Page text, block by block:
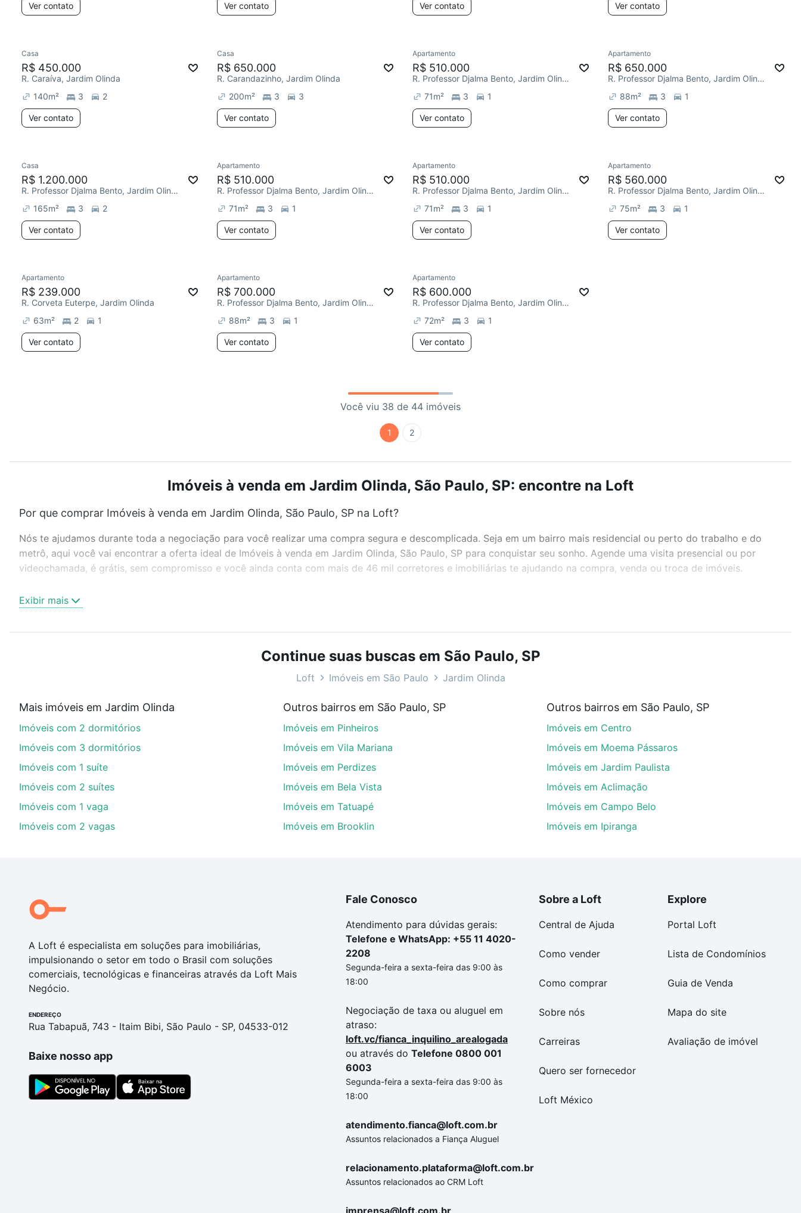
Ver contato Ver contato Ver contato Ver contato
Casa
R$ 450.000
R. Caraíva, Jardim Olinda
140m² 3 2
Ver contato
Casa
R$ 650.000
R. Carandazinho, Jardim Olinda
200m² 3 3
Ver contato
Apartamento
R$ 510.000
R. Professor Djalma Bento, Jardim Olinda
71m² 3 1
Ver contato
Apartamento
R$ 650.000
R. Professor Djalma Bento, Jardim Olinda
88m² 3 1
Ver contato
Casa
R$ 1.200.000
R. Professor Djalma Bento, Jardim Olinda
165m² 3 2
Ver contato
Apartamento
R$ 510.000
R. Professor Djalma Bento, Jardim Olinda
71m² 3 1
Ver contato
Apartamento
R$ 510.000
R. Professor Djalma Bento, Jardim Olinda
71m² 3 1
Ver contato
Apartamento
R$ 560.000
R. Professor Djalma Bento, Jardim Olinda
75m² 3 1
Ver contato
Apartamento
R$ 239.000
R. Corveta Euterpe, Jardim Olinda
63m² 2 1
Ver contato
Apartamento
R$ 700.000
R. Professor Djalma Bento, Jardim Olinda
88m² 3 1
Ver contato
Apartamento
R$ 600.000
R. Professor Djalma Bento, Jardim Olinda
72m² 3 1
Ver contato
Você viu 38 de 44 imóveis
1 2
Imóveis à venda em Jardim Olinda, São Paulo, SP: encontre na Loft
Por que comprar Imóveis à venda em Jardim Olinda, São Paulo, SP na Loft?
Nós te ajudamos durante toda a negociação para você realizar uma compra segura e descomplicada. Seja em um bairro mais residencial ou perto do trabalho e do
metrô, aqui você vai encontrar a oferta ideal de Imóveis à venda em Jardim Olinda, São Paulo, SP para conquistar seu sonho. Agende uma visita presencial ou por
videochamada, é grátis, sem compromisso e você ainda conta com mais de 46 mil corretores e imobiliárias te ajudando na compra, venda ou troca de imóveis.
ou sem vaga de garagem para combinar perfeitamente com o preço, metragem e comodidades, como piscina, academia, salão de festas ou área verde e encontrar
Imóveis à venda em Jardim Olinda, São Paulo, SP ideal para você na Loft.
Qual o preço de Imóveis à venda em Jardim Olinda, São Paulo, SP?
Aqui na Loft temos a oferta ideal para você, com Imóveis à venda em Jardim Olinda, São Paulo, SP que custam a partir de R$ 0 e com nossas opções de financiamento
imobiliário as parcelas podem se adequar ao seu orçamento. Se ainda tem alguma dúvida dos custos envolvidos no processo de compra, veja em nosso portal
custa comprar um apartamento
e conte com a gente para comprar o imóvel dos seus sonhos com segurança e conforto. Loft, com você até as chaves.
Exibir mais
Continue suas buscas em São Paulo, SP
Loft Imóveis em São Paulo Jardim Olinda
Mais imóveis em Jardim Olinda
Imóveis com 2 dormitórios
Imóveis com 3 dormitórios
Imóveis com 1 suíte
Imóveis com 2 suítes
Imóveis com 1 vaga
Imóveis com 2 vagas
Outros bairros em São Paulo, SP
Imóveis em Pinheiros
Imóveis em Vila Mariana
Imóveis em Perdizes
Imóveis em Bela Vista
Imóveis em Tatuapé
Imóveis em Brooklin
Outros bairros em São Paulo, SP
Imóveis em Centro
Imóveis em Moema Pássaros
Imóveis em Jardim Paulista
Imóveis em Aclimação
Imóveis em Campo Belo
Imóveis em Ipiranga
A Loft é especialista em soluções para imobiliárias,
impulsionando o setor em todo o Brasil com soluções
comerciais, tecnológicas e financeiras através da Loft Mais
Negócio.
ENDEREÇO
Rua Tabapuã, 743 - Itaim Bibi, São Paulo - SP, 04533-012
Baixe nosso app
Fale Conosco
Atendimento para dúvidas gerais:
Telefone e WhatsApp: +55 11 4020-
2208
Segunda-feira a sexta-feira das 9:00 às
18:00
Negociação de taxa ou aluguel em
atraso:
loft.vc/fianca_inquilino_arealogada
ou através do Telefone 0800 001
6003
Segunda-feira a sexta-feira das 9:00 às
18:00
atendimento.fianca@loft.com.br
Assuntos relacionados a Fiança Aluguel
relacionamento.plataforma@loft.com.br
Assuntos relacionados ao CRM Loft
imprensa@loft.com.br
Sobre a Loft
Central de Ajuda
Como vender
Como comprar
Sobre nós
Carreiras
Quero ser fornecedor
Loft México
Explore
Portal Loft
Lista de Condomínios
Guia de Venda
Mapa do site
Avaliação de imóvel